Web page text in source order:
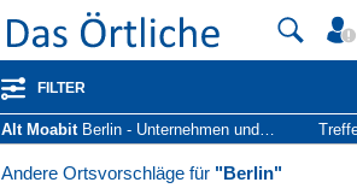
FILTER
Alt MoabitBerlin - Unternehmen und Personen
Andere Ortsvorschläge für "Berlin"